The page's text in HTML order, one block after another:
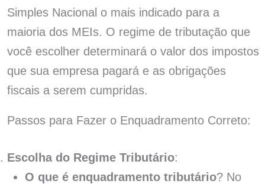
Simples Nacional o mais indicado para a
maioria dos MEIs. O regime de tributação que
você escolher determinará o valor dos impostos
que sua empresa pagará e as obrigações
fiscais a serem cumpridas.
Passos para Fazer o Enquadramento Correto:
Escolha do Regime Tributário:
O que é enquadramento tributário? No